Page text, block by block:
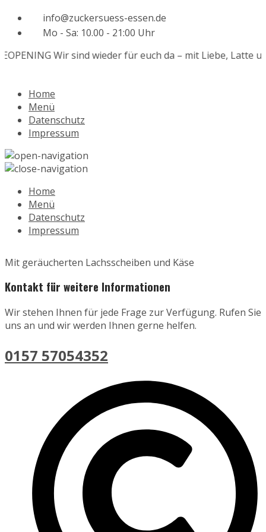
info@zuckersuess-essen.de
Mo - Sa: 10.00 - 21:00 Uhr
Wir sind wieder für euch da – mit Liebe, Latte
Home
Menü
Datenschutz
Impressum
Home
Menü
Datenschutz
Impressum
Mit geräucherten Lachsscheiben und Käse
Kontakt für weitere Informationen
Wir stehen Ihnen für jede Frage zur Verfügung. Rufen Sie
uns an und wir werden Ihnen gerne helfen.
0157 57054352